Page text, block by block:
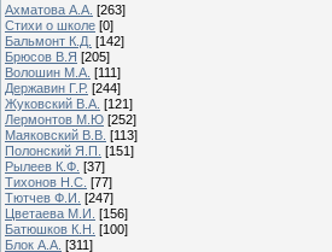
Ахматова А.А. [263]
Стихи о школе [0]
Бальмонт К.Д. [142]
Брюсов В.Я [205]
Волошин М.А. [111]
Державин Г.Р. [244]
Жуковский В.А. [121]
Лермонтов М.Ю [252]
Маяковский В.В. [113]
Полонский Я.П. [151]
Рылеев К.Ф. [37]
Тихонов Н.С. [77]
Тютчев Ф.И. [247]
Цветаева М.И. [156]
Батюшков К.Н. [100]
Блок А.А. [311]